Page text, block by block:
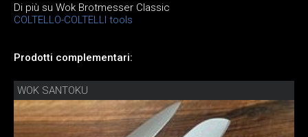
Di più su Wok Brotmesser Classic
COLTELLO-COLTELLI tools
Prodotti complementari:
WOK SANTOKU